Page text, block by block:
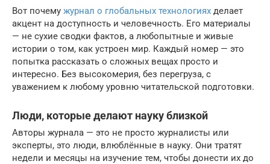
Вот почему журнал о глобальных технологиях делает
акцент на доступность и человечность. Его материалы
— не сухие сводки фактов, а любопытные и живые
истории о том, как устроен мир. Каждый номер — это
попытка рассказать о сложных вещах просто и
интересно. Без высокомерия, без перегруза, с
уважением к любому уровню читательской подготовки.
Люди, которые делают науку близкой
Авторы журнала — это не просто журналисты или
эксперты, это люди, влюблённые в науку. Они тратят
недели и месяцы на изучение тем, чтобы донести их до